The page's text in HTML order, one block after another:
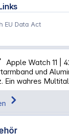
EU Data Act
Apple Watch 11 |
und
Ein wahres